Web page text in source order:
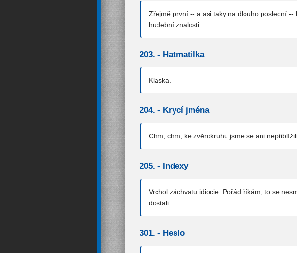
Zřejmě první -- a asi taky na dlouho poslední
hudební znalosti...
203. - Hatmatilka
Klaska.
204. - Krycí jména
Chm, chm, ke zvěrokruhu jsme se ani
205. - Indexy
Vrchol záchvatu idiocie. Pořád říkám, to se
dostali.
301. - Heslo